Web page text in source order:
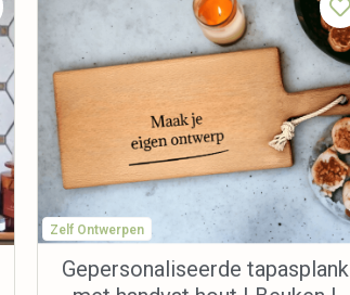
Zelf Ontwerpen
Gepersonaliseerde tapasplank